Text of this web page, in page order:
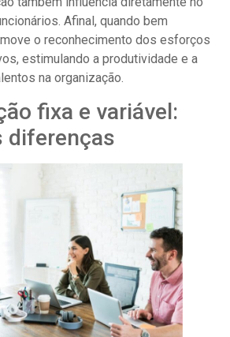
Afinal, quando bem
o reconhecimento dos esforços
estimulando a produtividade e a
na organização.
fixa e variável:
diferenças